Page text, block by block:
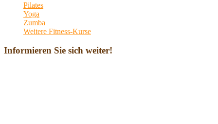
Pilates
Yoga
Zumba
Weitere Fitness-Kurse
Informieren Sie sich weiter!